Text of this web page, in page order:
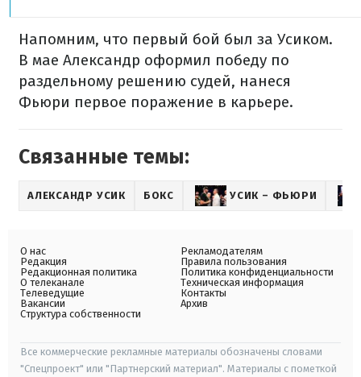
Напомним, что первый бой был за Усиком.
В мае Александр оформил победу по
раздельному решению судей, нанеся
Фьюри первое поражение в карьере.
Связанные темы:
АЛЕКСАНДР УСИК БОКС УСИК – ФЬЮРИ
О нас
Редакция
Редакционная политика
О телеканале
Телеведущие
Вакансии
Структура собственности
Рекламодателям
Правила пользования
Политика конфиденциальности
Техническая информация
Контакты
Архив
Все коммерческие рекламные материалы обозначены словами
"Спецпроект" или "Партнерский материал". Материалы с пометкой